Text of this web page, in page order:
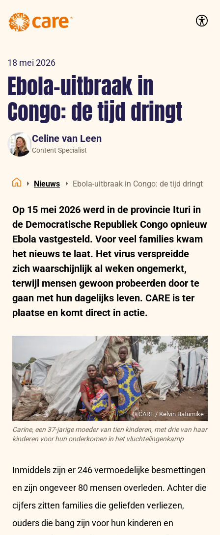
18 mei 2026
Ebola-uitbraak in
Congo: de tijd dringt
Celine van Leen
Content Specialist
Nieuws Ebola-uitbraak in Congo: de tijd dringt
Op 15 mei 2026 werd in de provincie Ituri in
de Democratische Republiek Congo opnieuw
Ebola vastgesteld. Voor veel families kwam
het nieuws te laat. Het virus verspreidde
zich waarschijnlijk al weken ongemerkt,
terwijl mensen gewoon probeerden door te
gaan met hun dagelijks leven. CARE is ter
plaatse en komt direct in actie.
© CARE / Kelvin Batumike
Carine, een 37-jarige moeder van tien kinderen, met drie van haar
kinderen voor hun onderkomen in het vluchtelingenkamp
Inmiddels zijn er 246 vermoedelijke besmettingen
en zijn ongeveer 80 mensen overleden. Achter die
cijfers zitten families die geliefden verliezen,
ouders die bang zijn voor hun kinderen en